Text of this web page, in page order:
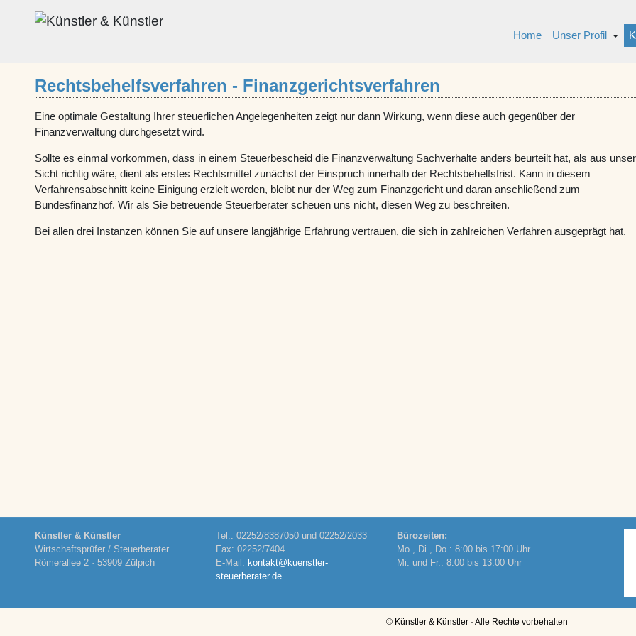
Home Unser Profil
Rechtsbehelfsverfahren - Finanzgerichtsverfahren
Eine optimale Gestaltung Ihrer steuerlichen Angelegenheiten zeigt nur dann Wirkung, wenn diese auch gegenüber der
Finanzverwaltung durchgesetzt wird.
Sollte es einmal vorkommen, dass in einem Steuerbescheid die Finanzverwaltung Sachverhalte anders beurteilt hat, als aus
Sicht richtig wäre, dient als erstes Rechtsmittel zunächst der Einspruch innerhalb der Rechtsbehelfsfrist. Kann in diesem
Verfahrensabschnitt keine Einigung erzielt werden, bleibt nur der Weg zum Finanzgericht und daran anschließend zum
Bundesfinanzhof. Wir als Sie betreuende Steuerberater scheuen uns nicht, diesen Weg zu beschreiten.
Bei allen drei Instanzen können Sie auf unsere langjährige Erfahrung vertrauen, die sich in zahlreichen Verfahren ausgeprägt hat.
Künstler & Künstler
Wirtschaftsprüfer / Steuerberater
Römerallee 2 · 53909 Zülpich
Tel.: 02252/8387050 und 02252/2033
Fax: 02252/7404
E-Mail: kontakt@kuenstler-
steuerberater.de
Bürozeiten:
Mo., Di., Do.: 8:00 bis 17:00 Uhr
Mi. und Fr.: 8:00 bis 13:00 Uhr
© Künstler & Künstler · Alle Rechte vorbehalten